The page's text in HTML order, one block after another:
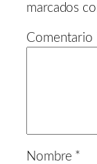
marcados
Comentario
Nombre *